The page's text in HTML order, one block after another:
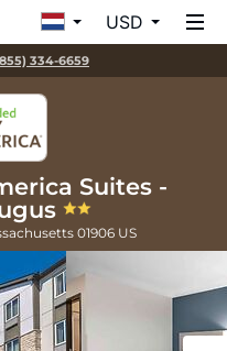
USD
334-6659
Suites -
01906 US